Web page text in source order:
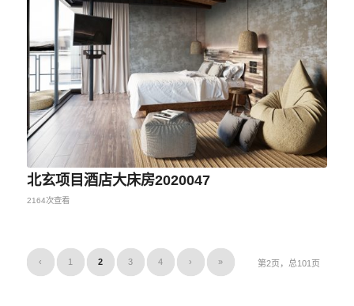
北玄项目酒店大床房2020047
2164次查看
第2页，总101页
‹ 1 2 3 4 › »